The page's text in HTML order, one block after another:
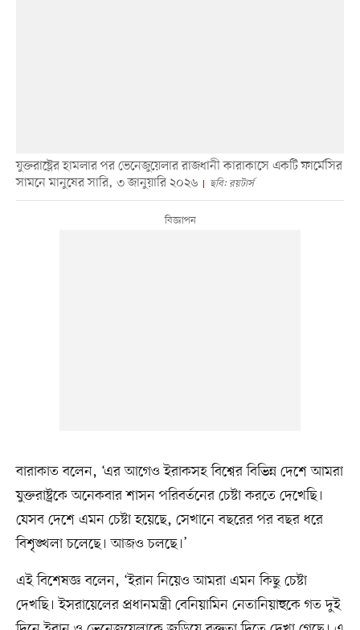
যুক্তরাষ্ট্রের হামলার পর ভেনেজুয়েলার রাজধানী কারাকাসে একটি ফার্মেসির
সামনে মানুষের সারি, ৩ জানুয়ারি ২০২৬
ছবি: রয়টার্স
বারাকাত বলেন, ‘এর আগেও ইরাকসহ বিশ্বের বিভিন্ন দেশে আমরা
যুক্তরাষ্ট্রকে অনেকবার শাসন পরিবর্তনের চেষ্টা করতে দেখেছি।
যেসব দেশে এমন চেষ্টা হয়েছে, সেখানে বছরের পর বছর ধরে
বিশৃঙ্খলা চলেছে। আজও চলছে।’
এই বিশেষজ্ঞ বলেন, ‘ইরান নিয়েও আমরা এমন কিছু চেষ্টা
দেখছি। ইসরায়েলের প্রধানমন্ত্রী বেনিয়ামিন নেতানিয়াহুকে গত দুই